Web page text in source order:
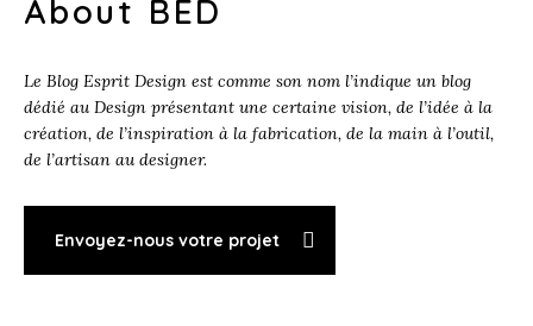
About BED
Le Blog Esprit Design est comme son nom l’indique un blog
dédié au Design présentant une certaine vision, de l’idée à la
création, de l’inspiration à la fabrication, de la main à l’outil,
de l’artisan au designer.
Envoyez-nous votre projet